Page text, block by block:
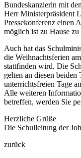
Bundeskanzlerin mit
Herr Ministerpräsident
Pressekonferenz einen
möglich ist zu Hause zu
Auch hat das
die Weihnachtsferien
stattfinden wird. Die
gelten an diesen
unterrichtsfreien Tage
Alle weiteren
betreffen, werden Sie
Herzliche Grüße
Die Schulleitung der
zurück